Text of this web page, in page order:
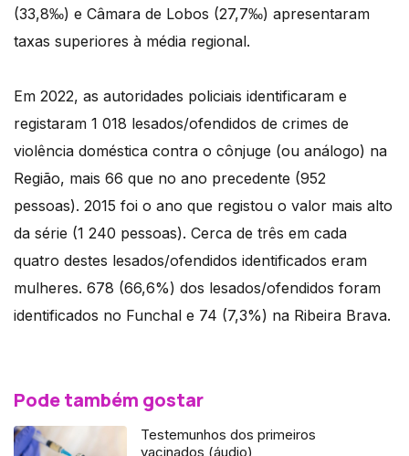
(33,8‰) e Câmara de Lobos (27,7‰) apresentaram
taxas superiores à média regional.
Em 2022, as autoridades policiais identificaram e
registaram 1 018 lesados/ofendidos de crimes de
violência doméstica contra o cônjuge (ou análogo) na
Região, mais 66 que no ano precedente (952
pessoas). 2015 foi o ano que registou o valor mais alto
da série (1 240 pessoas). Cerca de três em cada
quatro destes lesados/ofendidos identificados eram
mulheres. 678 (66,6%) dos lesados/ofendidos foram
identificados no Funchal e 74 (7,3%) na Ribeira Brava.
Pode também gostar
Testemunhos dos primeiros
vacinados (áudio)